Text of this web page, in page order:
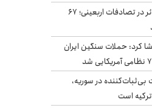
جان باختن ۲۴ زائر در تصادفات اربعینی؛ ۶۷
کرد: حملات سنگین ایران
بی‌ثبات‌کننده در سوریه،
است